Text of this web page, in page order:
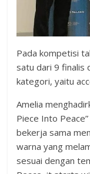
Pada kompetisi
satu dari 9 finalis
kategori, yaitu
Amelia
Piece Into
bekerja sama
warna yang
sesuai dengan